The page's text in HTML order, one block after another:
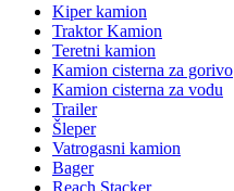
Kiper kamion
Traktor Kamion
Teretni kamion
Kamion cisterna za gorivo
Kamion cisterna za vodu
Trailer
Šleper
Vatrogasni kamion
Bager
Reach Stacker